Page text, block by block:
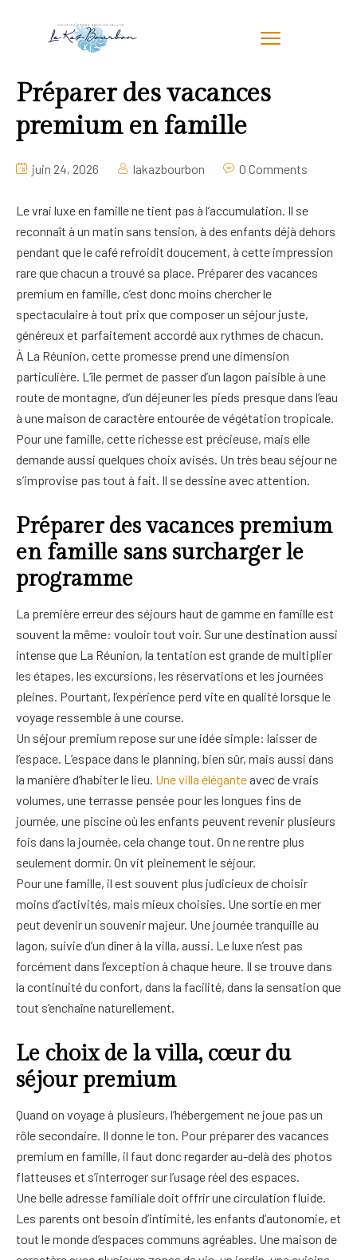
Préparer des vacances
premium en famille
juin 24, 2026 lakazbourbon 0 Comments
Le vrai luxe en famille ne tient pas à l’accumulation. Il se
reconnaît à un matin sans tension, à des enfants déjà dehors
pendant que le café refroidit doucement, à cette impression
rare que chacun a trouvé sa place. Préparer des vacances
premium en famille, c’est donc moins chercher le
spectaculaire à tout prix que composer un séjour juste,
généreux et parfaitement accordé aux rythmes de chacun.
À La Réunion, cette promesse prend une dimension
particulière. L’île permet de passer d’un lagon paisible à une
route de montagne, d’un déjeuner les pieds presque dans l’eau
à une maison de caractère entourée de végétation tropicale.
Pour une famille, cette richesse est précieuse, mais elle
demande aussi quelques choix avisés. Un très beau séjour ne
s’improvise pas tout à fait. Il se dessine avec attention.
Préparer des vacances premium
en famille sans surcharger le
programme
La première erreur des séjours haut de gamme en famille est
souvent la même: vouloir tout voir. Sur une destination aussi
intense que La Réunion, la tentation est grande de multiplier
les étapes, les excursions, les réservations et les journées
pleines. Pourtant, l’expérience perd vite en qualité lorsque le
voyage ressemble à une course.
Un séjour premium repose sur une idée simple: laisser de
l’espace. L’espace dans le planning, bien sûr, mais aussi dans
la manière d’habiter le lieu. Une villa élégante avec de vrais
volumes, une terrasse pensée pour les longues fins de
journée, une piscine où les enfants peuvent revenir plusieurs
fois dans la journée, cela change tout. On ne rentre plus
seulement dormir. On vit pleinement le séjour.
Pour une famille, il est souvent plus judicieux de choisir
moins d’activités, mais mieux choisies. Une sortie en mer
peut devenir un souvenir majeur. Une journée tranquille au
lagon, suivie d’un dîner à la villa, aussi. Le luxe n’est pas
forcément dans l’exception à chaque heure. Il se trouve dans
la continuité du confort, dans la facilité, dans la sensation que
tout s’enchaîne naturellement.
Le choix de la villa, cœur du
séjour premium
Quand on voyage à plusieurs, l’hébergement ne joue pas un
rôle secondaire. Il donne le ton. Pour préparer des vacances
premium en famille, il faut donc regarder au-delà des photos
flatteuses et s’interroger sur l’usage réel des espaces.
Une belle adresse familiale doit offrir une circulation fluide.
Les parents ont besoin d’intimité, les enfants d’autonomie, et
tout le monde d’espaces communs agréables. Une maison de